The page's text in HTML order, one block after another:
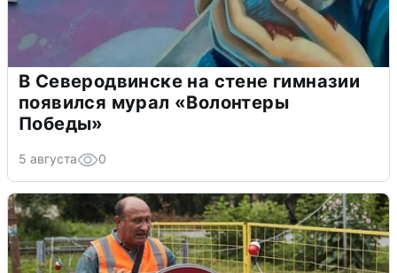
В Северодвинске на стене гимназии
появился мурал «Волонтеры
Победы»
5 августа 0